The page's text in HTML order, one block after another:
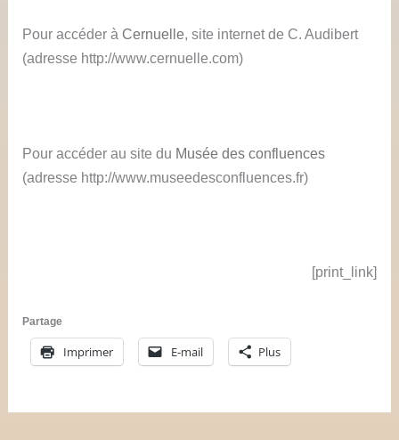
Pour accéder à Cernuelle, site internet de C. Audibert
(adresse http://www.cernuelle.com)
Pour accéder au site du Musée des confluences
(adresse http://www.museedesconfluences.fr)
[print_link]
Partage
Imprimer E-mail Plus